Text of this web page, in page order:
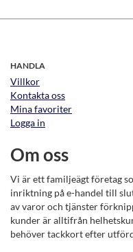
HANDLA
Villkor
Kontakta oss
Mina favoriter
Logga in
Om oss
Vi är ett familjeägt företag
inriktning på e-handel till
av varor och tjänster
kunder är alltifrån
behöver tackkort efter